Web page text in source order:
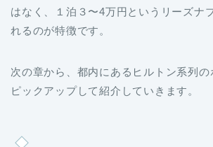
はなく、１泊３〜4万円というリーズナ
れるのが特徴です。
次の章から、都内にあるヒルトン系列
ピックアップして紹介していきます。